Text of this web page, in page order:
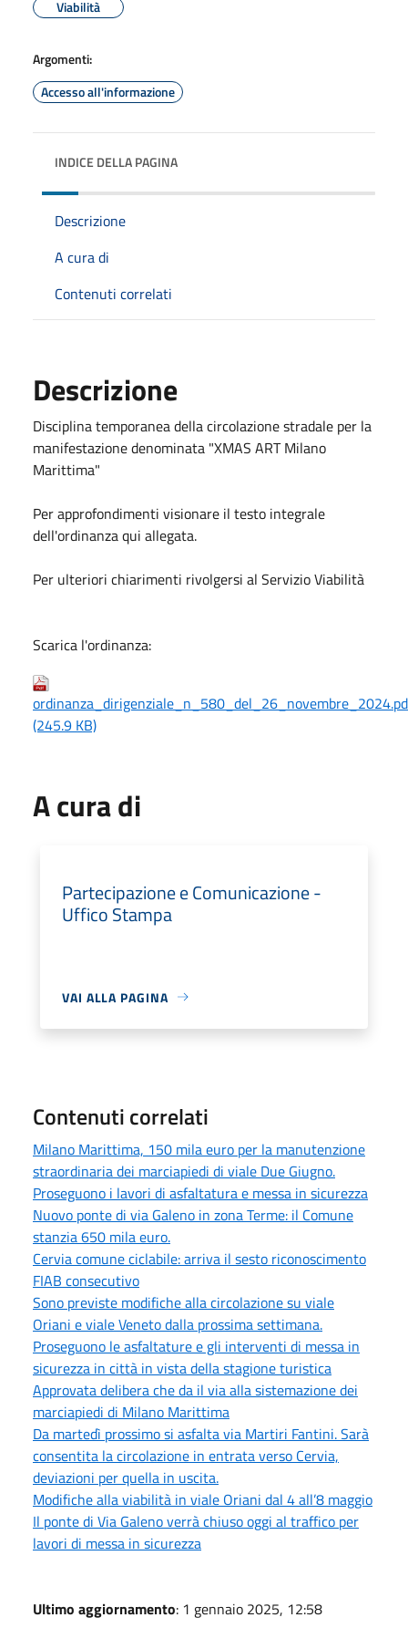
Viabilità
Argomenti:
Accesso all'informazione
INDICE DELLA PAGINA
Descrizione
A cura di
Contenuti correlati
Descrizione
Disciplina temporanea della circolazione stradale per la
manifestazione denominata "XMAS ART Milano
Marittima"
Per approfondimenti visionare il testo integrale
dell'ordinanza qui allegata.
Per ulteriori chiarimenti rivolgersi al Servizio Viabilità
Scarica l'ordinanza:
(245.9 KB)
A cura di
Partecipazione e Comunicazione -
Uffico Stampa
VAI ALLA PAGINA
Contenuti correlati
Milano Marittima, 150 mila euro per la manutenzione
straordinaria dei marciapiedi di viale Due Giugno.
Proseguono i lavori di asfaltatura e messa in sicurezza
Nuovo ponte di via Galeno in zona Terme: il Comune
stanzia 650 mila euro.
Cervia comune ciclabile: arriva il sesto riconoscimento
FIAB consecutivo
Sono previste modifiche alla circolazione su viale
Oriani e viale Veneto dalla prossima settimana.
Proseguono le asfaltature e gli interventi di messa in
sicurezza in città in vista della stagione turistica
Approvata delibera che da il via alla sistemazione dei
marciapiedi di Milano Marittima
Da martedì prossimo si asfalta via Martiri Fantini. Sarà
consentita la circolazione in entrata verso Cervia,
deviazioni per quella in uscita.
Modifiche alla viabilità in viale Oriani dal 4 all’8 maggio
Il ponte di Via Galeno verrà chiuso oggi al traffico per
lavori di messa in sicurezza
Ultimo aggiornamento: 1 gennaio 2025, 12:58